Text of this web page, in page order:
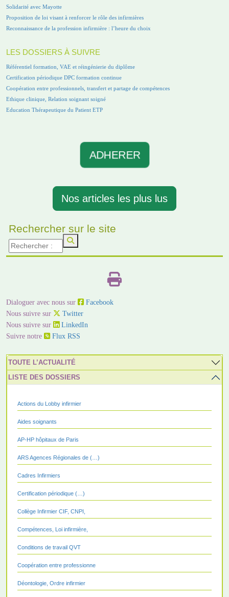
Solidarité avec Mayotte
Proposition de loi visant à renforcer le rôle des infirmières
Reconnaissance de la profession infirmière : l’heure du choix
LES DOSSIERS À SUIVRE
Référentiel formation, VAE et réingénierie du diplôme
Certification périodique DPC formation continue
Coopération entre professionnels, transfert et partage de compétences
Ethique clinique, Relation soignant soigné
Education Thérapeutique du Patient ETP
ADHERER
Nos articles les plus lus
Rechercher sur le site
Dialoguer avec nous sur
Facebook
Nous suivre sur
Twitter
Nous suivre sur
LinkedIn
Suivre notre
Flux RSS
TOUTE L’ACTUALITÉ
LISTE DES DOSSIERS
Actions du Lobby infirmier
Aides soignants
AP-HP hôpitaux de Paris
ARS Agences Régionales de (…)
Cadres Infirmiers
Certification périodique (…)
Collège Infirmier CIF, CNPI,
Compétences, Loi infirmière,
Conditions de travail QVT
Coopération entre professionne
Déontologie, Ordre infirmier